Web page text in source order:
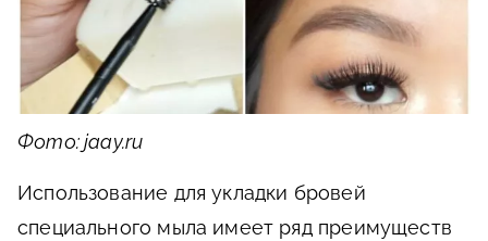
Фото: jaay.ru
Использование для укладки бровей
специального мыла имеет ряд преимуществ